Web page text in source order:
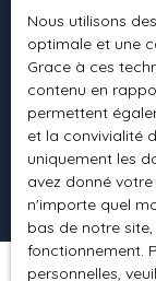
17 rue
68360
Nous utilisons
optimale et une
Grace à ces
contenu en
permettent
et la convivialité
uniquement les
avez donné
n'importe quel
bas de notre
fonctionnement.
personnelles,